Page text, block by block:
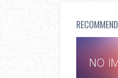
RECOMMEND